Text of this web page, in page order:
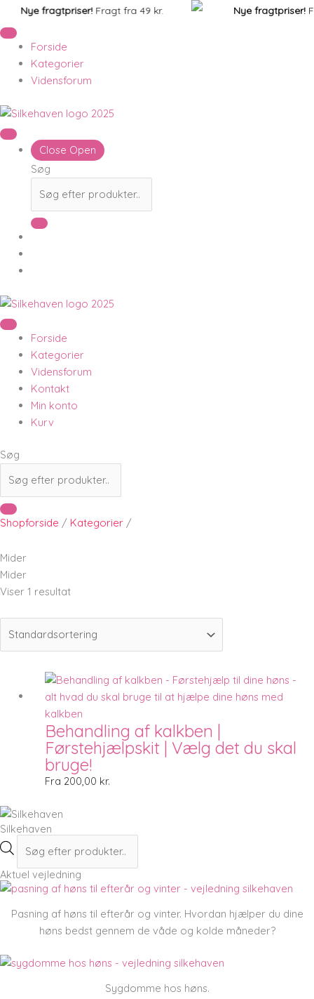
til
indholdet
Nye fragtpriser!Fragt fra 49 kr. Nye fragtpriser!
Forside
Kategorier
Vidensforum
Close Open
Søg
Forside
Kategorier
Vidensforum
Kontakt
Min konto
Kurv
Søg
Shopforside / Kategorier /
Mider
Mider
Viser 1 resultat
Behandling af kalkben |
Førstehjælpskit | Vælg det du skal
bruge!
Fra 200,00 kr.
Silkehaven
Products
Aktuel vejledning
Pasning af høns til efterår og vinter. Hvordan hjælper du dine
høns bedst gennem de våde og kolde måneder?
Sygdomme hos høns.